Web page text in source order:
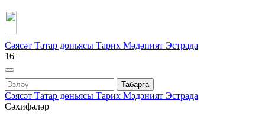
Сәясәт Татар дөньясы Тарих Мәдәният Эстрада
16+
Табарга
Сәясәт Татар дөньясы Тарих Мәдәният Эстрада
Сәхифәләр